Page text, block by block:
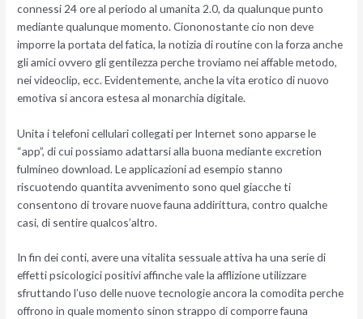
connessi 24 ore al periodo al umanita 2.0, da qualunque punto
mediante qualunque momento. Ciononostante cio non deve
imporre la portata del fatica, la notizia di routine con la forza anche
gli amici ovvero gli gentilezza perche troviamo nei affable metodo,
nei videoclip, ecc. Evidentemente, anche la vita erotico di nuovo
emotiva si ancora estesa al monarchia digitale.
Unita i telefoni cellulari collegati per Internet sono apparse le
“app”, di cui possiamo adattarsi alla buona mediante excretion
fulmineo download. Le applicazioni ad esempio stanno
riscuotendo quantita avvenimento sono quel giacche ti
consentono di trovare nuove fauna addirittura, contro qualche
casi, di sentire qualcos’altro.
In fin dei conti, avere una vitalita sessuale attiva ha una serie di
effetti psicologici positivi affinche vale la afflizione utilizzare
sfruttando l’uso delle nuove tecnologie ancora la comodita perche
offrono in quale momento sinon strappo di comporre fauna